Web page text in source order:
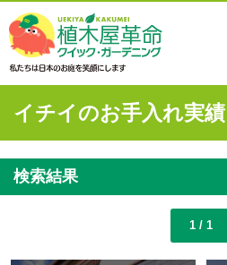
イチイのお手入れ実績
検索結果
1 / 1